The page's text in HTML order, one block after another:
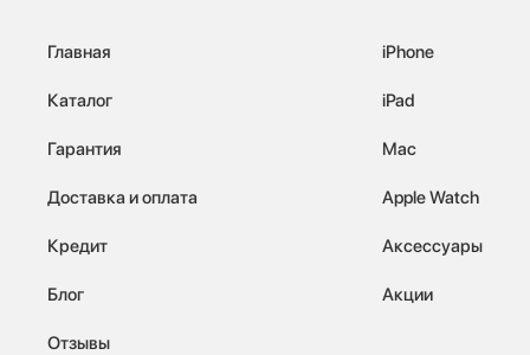
Главная
Каталог
Гарантия
Доставка и оплата
Кредит
Блог
Отзывы
iPhone
iPad
Mac
Apple Watch
Аксессуары
Акции